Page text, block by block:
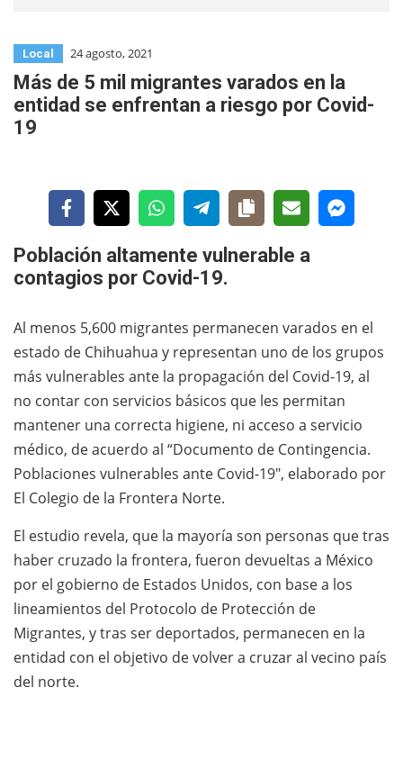
Local 24 agosto, 2021
Más de 5 mil migrantes varados en la
entidad se enfrentan a riesgo por Covid-
19
Población altamente vulnerable a
contagios por Covid-19.
Al menos 5,600 migrantes permanecen varados en el
estado de Chihuahua y representan uno de los grupos
más vulnerables ante la propagación del Covid-19, al
no contar con servicios básicos que les permitan
mantener una correcta higiene, ni acceso a servicio
médico, de acuerdo al “Documento de Contingencia.
Poblaciones vulnerables ante Covid-19″, elaborado por
El Colegio de la Frontera Norte.
El estudio revela, que la mayoría son personas que tras
haber cruzado la frontera, fueron devueltas a México
por el gobierno de Estados Unidos, con base a los
lineamientos del Protocolo de Protección de
Migrantes, y tras ser deportados, permanecen en la
entidad con el objetivo de volver a cruzar al vecino país
del norte.